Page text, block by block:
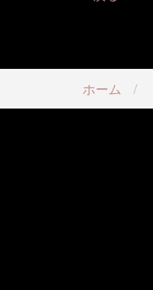
ホーム